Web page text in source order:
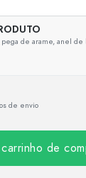
de arame, anel de
de envio
de